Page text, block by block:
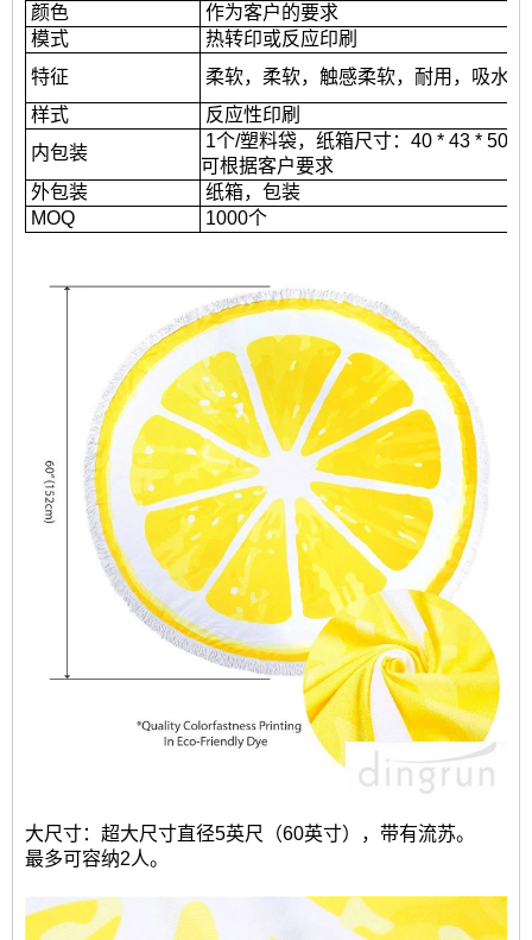
颜色
作为客户的要求
模式
热转印或反应印刷
特征
柔软，柔软，触感柔软，耐用，吸水
样式
反应性印刷
内包装
1个/塑料袋，纸箱尺寸：40 * 43 * 50
可根据客户要求
外包装
纸箱，包装
MOQ
1000个
大尺寸：超大尺寸直径5英尺（60英寸），带有流苏。
最多可容纳2人。